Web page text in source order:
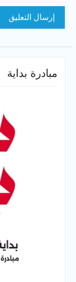
مبادرة بداية